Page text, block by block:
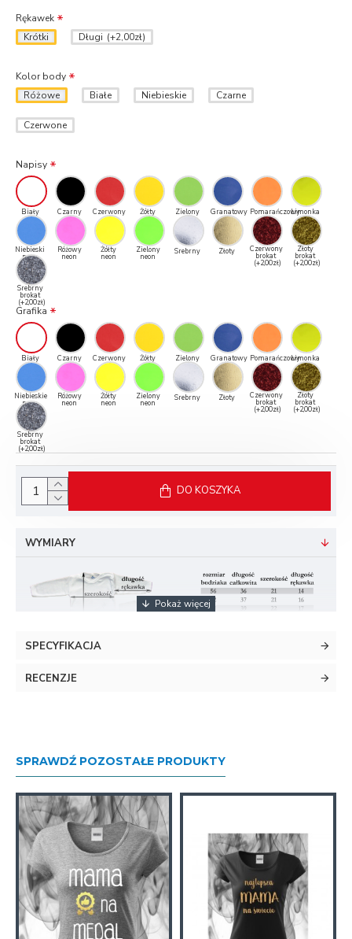
Rękawek
Krótki
Długi (+2,00zł)
Kolor body
Różowe
Białe Niebieskie Czarne
Czerwone
Napisy
Biały Czarny Czerwony Żółty Zielony Granatowy PomarańczowyLimonka
Niebieski
neon
Różowy
neon
Żółty
neon
Zielony
neon
Srebrny Złoty Czerwony
brokat
(+2,00zł)
Złoty
brokat
(+2,00zł)
Srebrny
brokat
(+2,00zł)
Grafika
Biały Czarny Czerwony Żółty Zielony Granatowy PomarańczowyLimonka
Niebieskie
neon
Różowy
neon
Żółty
neon
Zielony
neon
Srebrny Złoty Czerwony
brokat
(+2,00zł)
Złoty
brokat
(+2,00zł)
Srebrny
brokat
(+2,00zł)
DO KOSZYKA
WYMIARY
SPECYFIKACJA
RECENZJE
SPRAWDŹ POZOSTAŁE PRODUKTY